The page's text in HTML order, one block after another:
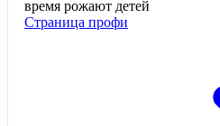
время рожают детей
Страница профи